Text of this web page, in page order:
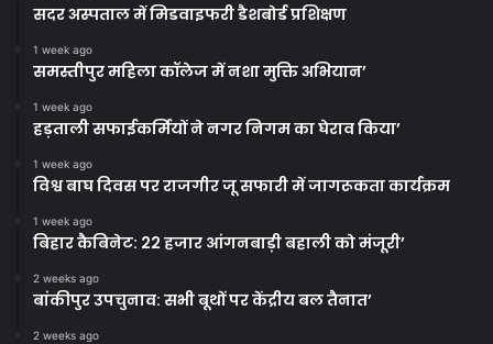
सदर अस्पताल में मिडवाइफरी डैशबोर्ड प्रशिक्षण
1 week ago
समस्तीपुर महिला कॉलेज में नशा मुक्ति अभियान’
1 week ago
हड़ताली सफाईकर्मियों ने नगर निगम का घेराव किया’
1 week ago
विश्व बाघ दिवस पर राजगीर जू सफारी में जागरूकता कार्यक्रम
1 week ago
बिहार कैबिनेट: 22 हजार आंगनबाड़ी बहाली को मंजूरी’
2 weeks ago
बांकीपुर उपचुनाव: सभी बूथों पर केंद्रीय बल तैनात’
2 weeks ago